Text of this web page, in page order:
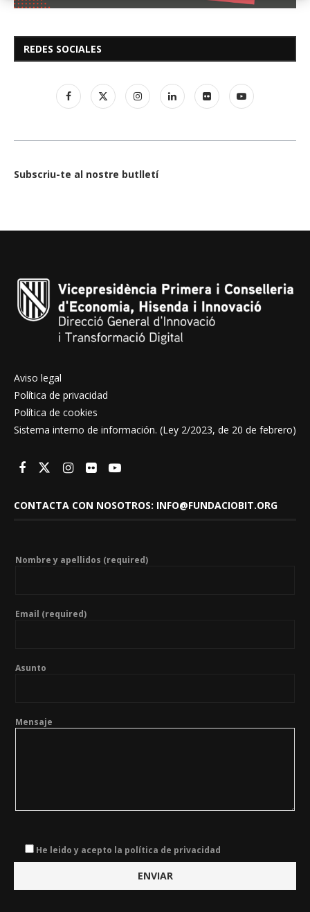
REDES SOCIALES
Subscriu-te al nostre butlletí
Aviso legal
Política de privacidad
Política de cookies
Sistema interno de información. (Ley 2/2023, de 20 de febrero)
CONTACTA CON NOSOTROS: INFO@FUNDACIOBIT.ORG
Nombre y apellidos (required)
Email (required)
Asunto
Mensaje
He leido y acepto la política de privacidad